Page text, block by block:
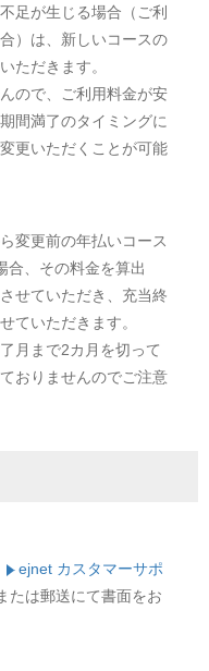
足が生じる場合（ご利
）は、新しいコースの
ただきます。
ので、ご利用料金が安
間満了のタイミングに
更いただくことが可能
変更前の年払いコース
合、その料金を算出
せていただき、充当終
ていただきます。
月まで2カ月を切って
おりませんのでご注意
ejnet カスタマーサポ
たは郵送にて書面をお